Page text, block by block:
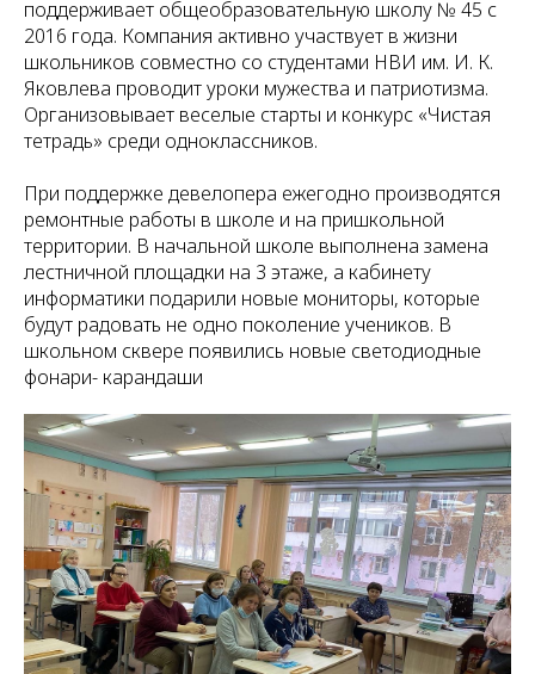
поддерживает общеобразовательную школу № 45 с
2016 года. Компания активно участвует в жизни
школьников совместно со студентами НВИ им. И. К.
Яковлева проводит уроки мужества и патриотизма.
Организовывает веселые старты и конкурс «Чистая
тетрадь» среди одноклассников.
При поддержке девелопера ежегодно производятся
ремонтные работы в школе и на пришкольной
территории. В начальной школе выполнена замена
лестничной площадки на 3 этаже, а кабинету
информатики подарили новые мониторы, которые
будут радовать не одно поколение учеников. В
школьном сквере появились новые светодиодные
фонари- карандаши